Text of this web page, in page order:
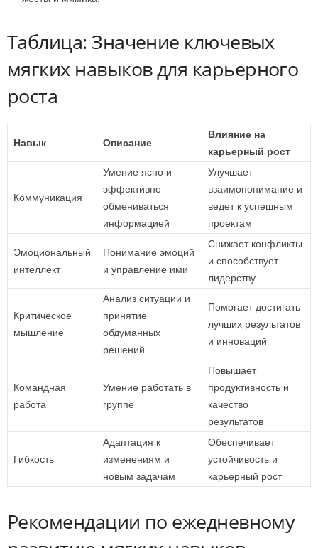
Таблица: Значение ключевых
мягких навыков для карьерного
роста
Навык Описание
Влияние на
карьерный рост
Коммуникация
Умение ясно и
эффективно
обмениваться
информацией
Улучшает
взаимопонимание и
ведет к успешным
проектам
Эмоциональный
интеллект
Понимание эмоций
и управление ими
Снижает конфликты
и способствует
лидерству
Критическое
мышление
Анализ ситуации и
принятие
обдуманных
решений
Помогает достигать
лучших результатов
и инноваций
Командная
работа
Умение работать в
группе
Повышает
продуктивность и
качество
результатов
Гибкость
Адаптация к
изменениям и
новым задачам
Обеспечивает
устойчивость и
карьерный рост
Рекомендации по ежедневному